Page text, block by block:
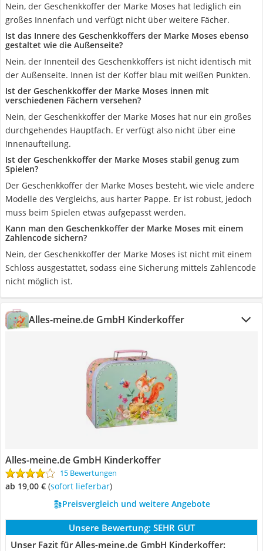
Nein, der Geschenkkoffer der Marke Moses hat lediglich ein
großes Innenfach und verfügt nicht über weitere Fächer.
Ist das Innere des Geschenkkoffers der Marke Moses ebenso
gestaltet wie die Außenseite?
Nein, der Innenteil des Geschenkkoffers ist nicht identisch mit
der Außenseite. Innen ist der Koffer blau mit weißen Punkten.
Ist der Geschenkkoffer der Marke Moses innen mit
verschiedenen Fächern versehen?
Nein, der Geschenkkoffer der Marke Moses hat nur ein großes
durchgehendes Hauptfach. Er verfügt also nicht über eine
Innenaufteilung.
Ist der Geschenkkoffer der Marke Moses stabil genug zum
Spielen?
Der Geschenkkoffer der Marke Moses besteht, wie viele andere
Modelle des Vergleichs, aus harter Pappe. Er ist robust, jedoch
muss beim Spielen etwas aufgepasst werden.
Kann man den Geschenkkoffer der Marke Moses mit einem
Zahlencode sichern?
Nein, der Geschenkkoffer der Marke Moses ist nicht mit einem
Schloss ausgestattet, sodass eine Sicherung mittels Zahlencode
nicht möglich ist.
Alles-meine.de GmbH Kinderkoffer
Alles-meine.de GmbH Kinderkoffer
15 Bewertungen
ab 19,00 € ( Sofort lieferbar)
Preisvergleich und weitere Angebote
Unsere Bewertung: SEHR GUT
Unser Fazit für Alles-meine.de GmbH Kinderkoffer: